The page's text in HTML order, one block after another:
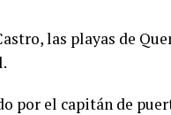
las playas de
por el capitán de